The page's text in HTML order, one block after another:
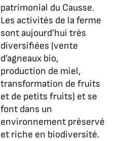
patrimonial du Causse.
Les activités de la ferme
sont aujourd’hui très
diversifiées (vente
d’agneaux bio,
production de miel,
transformation de fruits
et de petits fruits) et se
font dans un
environnement préservé
et riche en biodiversité.